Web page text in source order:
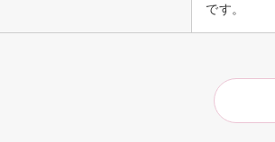
です。